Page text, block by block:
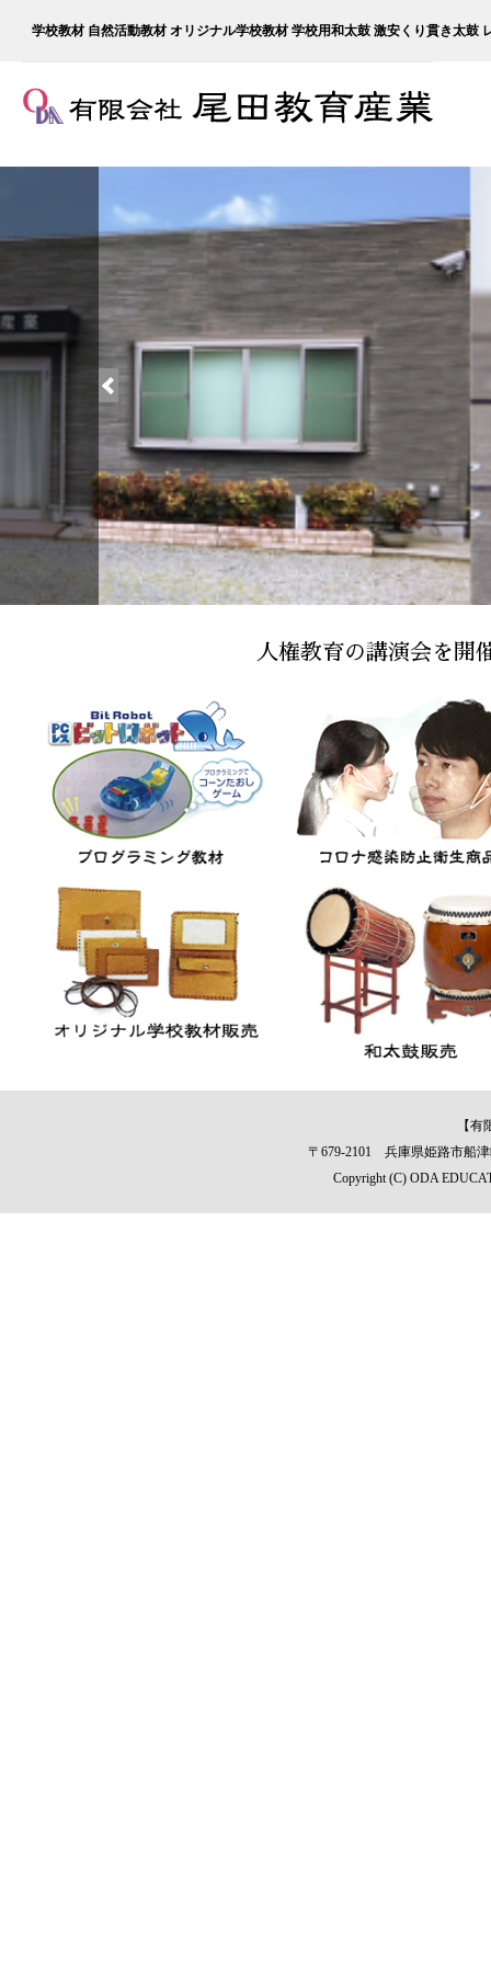
学校教材 自然活動教材 オリジナル学校教材 学校用和太鼓 激安くり貫き太鼓
人権教育の講演会を開
【
〒679-2101 兵庫県姫路市船
Copyright (C) ODA